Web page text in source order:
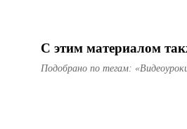
С этим материалом
Подобрано по тегам: